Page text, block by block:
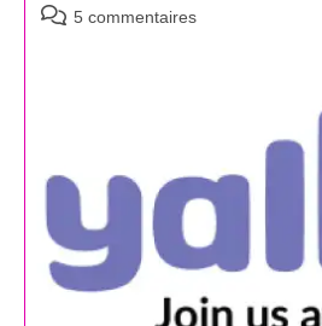
Commentaires
5 commentaires